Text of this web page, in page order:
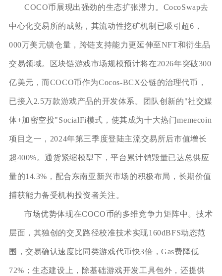
COCO币展现出强劲的生态扩张潜力。CocoSwap去
中心化交易所的成熟，其流动性挖矿机制已吸引超6，
000万美元锁仓量，跨链支持能力更延伸至NFT和衍生品
交易领域。区块链游戏市场规模预计将在2026年突破300
亿美元，而COCO币作为Cocos-BCX公链的治理代币，
已接入2.5万款游戏产品的开发体系。团队创新的"社交媒
体+加密空投"SocialFi模式，使其成为十大热门memecoin
项目之一，2024年第三季度登陆主流交易所后市值增长
超400%。通货紧缩模型下，平台累计销毁量已达总供应
量的14.3%，配合东南亚新兴市场的积极布局，长期价值
捕获能力备受机构投资者关注。
市场优势体现在COCO币的多维竞争力矩阵中。技术
层面，其独创的交叉路径校准技术实现160dBFS动态范
围，交易确认速度比同类游戏代币快3倍，Gas费降低
72%；生态建设上，除基础游戏开发工具包外，还提供